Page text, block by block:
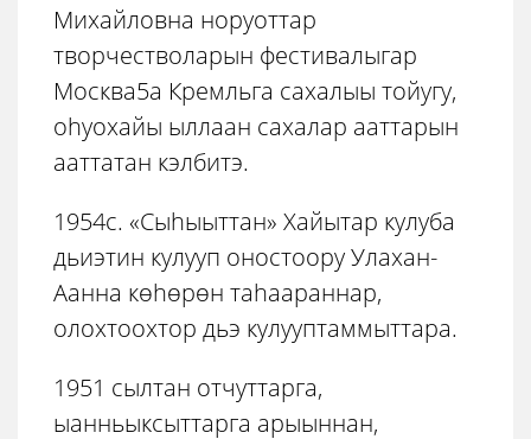
Михайловна норуоттар
творчестволарын фестивалыгар
Москва5а Кремльга сахалыы тойугу,
оhуохайы ыллаан сахалар ааттарын
ааттатан кэлбитэ.
1954с. «Сыhыыттан» Хайытар кулуба
дьиэтин кулууп оностоору Улахан-
Аанна көhөрөн таhаараннар,
олохтоохтор дьэ кулууптаммыттара.
1951 сылтан отчуттарга,
ыанньыксыттарга арыыннан,